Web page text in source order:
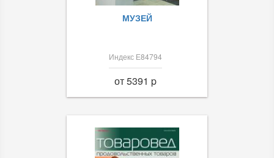
МУЗЕЙ
Индекс Е84794
от 5391 p